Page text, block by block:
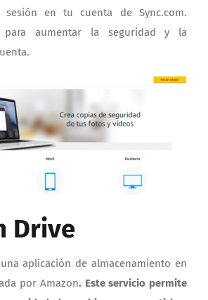
sesión en tu cuenta de Sync.com.
para aumentar la seguridad y la
Drive
aplicación de almacenamiento en
por Amazon. Este servicio permite